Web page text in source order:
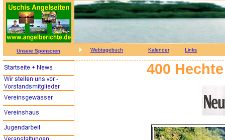
Unsere Sponsoren Webtagebuch Kalender Links
400